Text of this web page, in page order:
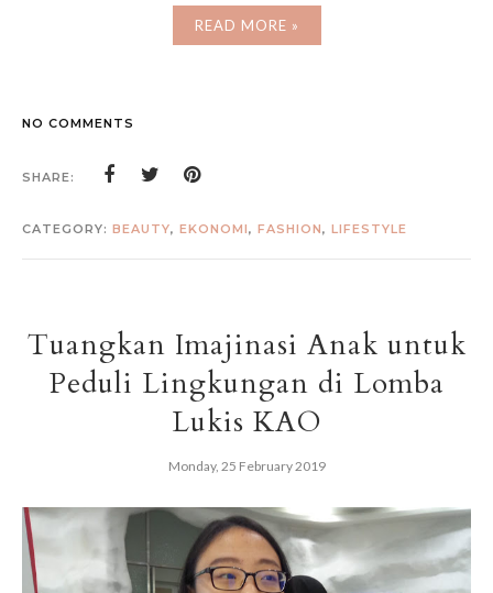
READ MORE »
NO COMMENTS
SHARE:
CATEGORY: BEAUTY, EKONOMI, FASHION, LIFESTYLE
Tuangkan Imajinasi Anak untuk
Peduli Lingkungan di Lomba
Lukis KAO
Monday, 25 February 2019